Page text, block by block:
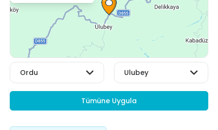
Tümüne Uygula